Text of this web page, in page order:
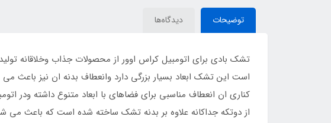
توضیحات دیدگاه‌ها
است این تشک ابعاد بسیار بزرگی دارد وانعطاف بدنه ان نیز
کناری ان انعطاف مناسبی برای فضاهای با ابعاد متنوع داشته
از دوتکه جداکانه علاوه بر بدنه تشک ساخته شده است که باعث می